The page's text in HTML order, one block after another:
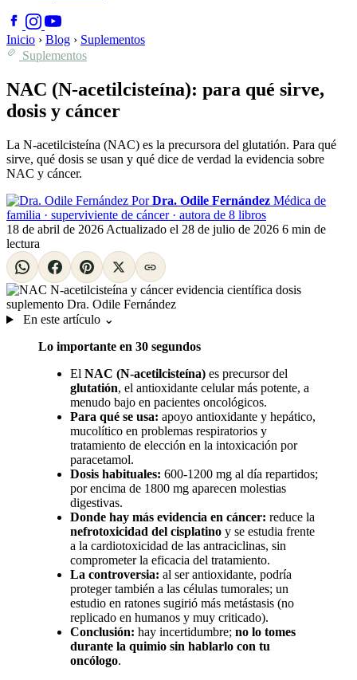
Inicio › Blog › Suplementos
Suplementos
NAC (N-acetilcisteína): para qué sirve,
dosis y cáncer
La N-acetilcisteína (NAC) es la precursora del glutatión. Para qué
sirve, qué dosis se usan y qué dice de verdad la evidencia sobre
NAC y cáncer.
Por Dra. Odile Fernández Médica de
familia · superviviente de cáncer · autora de 8 libros
18 de abril de 2026 Actualizado el 28 de julio de 2026 6 min de
lectura
En este artículo ⌄
Lo importante en 30 segundos
El NAC (N-acetilcisteína) es precursor del
glutatión, el antioxidante celular más potente, a
menudo bajo en pacientes oncológicos.
Para qué se usa: apoyo antioxidante y hepático,
mucolítico en problemas respiratorios y
tratamiento de elección en la intoxicación por
paracetamol.
Dosis habituales: 600-1200 mg al día repartidos;
por encima de 1800 mg aparecen molestias
digestivas.
Donde hay más evidencia en cáncer: reduce la
nefrotoxicidad del cisplatino y se estudia frente
a la cardiotoxicidad de las antraciclinas, sin
comprometer la eficacia del tratamiento.
La controversia: al ser antioxidante, podría
proteger también a las células tumorales; un
estudio en ratones sugirió más metástasis (no
replicado en humanos y muy criticado).
Conclusión: hay incertidumbre; no lo tomes
durante la quimio sin hablarlo con tu
oncólogo.